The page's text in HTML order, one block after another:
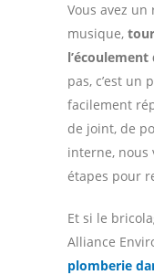
Vous avez
musique,
l’écoulement
pas, c’est un
facilement
de joint, de
interne, nous
étapes pour
Et si le
Alliance
plomberie